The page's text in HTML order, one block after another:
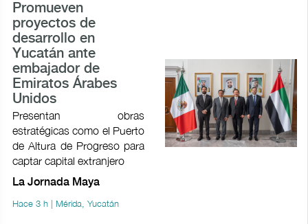
Promueven
proyectos de
desarrollo en
Yucatán ante
embajador de
Emiratos Árabes
Unidos
Presentan obras
estratégicas como el Puerto
de Altura de Progreso para
captar capital extranjero
La Jornada Maya
Hace 3 h | Mérida, Yucatán